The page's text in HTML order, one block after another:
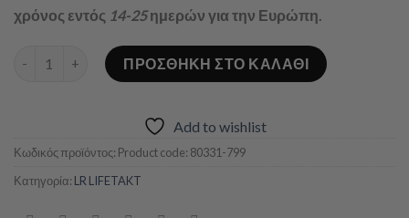
χρόνος εντός 14-25ημερών για την Ευρώπη.
REISHI PLUS ΚΑΨΟΥΛΕΣ ποσότητα
ΠΡΟΣΘΉΚΗ ΣΤΟ ΚΑΛΆΘΙ
Add to wishlist
Κωδικός προϊόντος: Product code: 80331-799
Κατηγορία: LR LIFETAKT